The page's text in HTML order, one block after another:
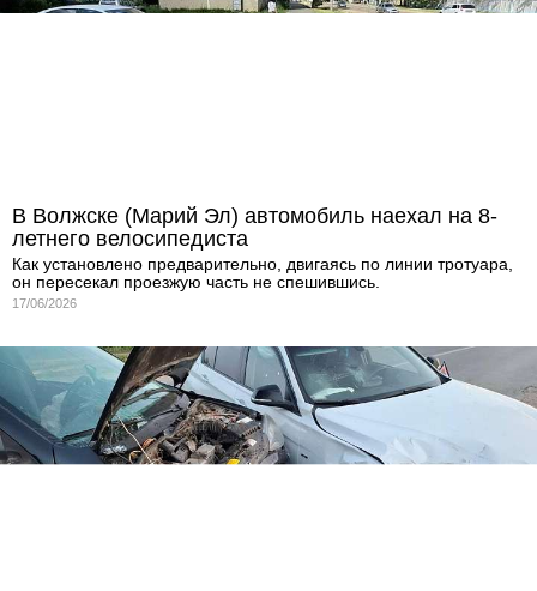
В Волжске (Марий Эл) автомобиль наехал на 8-
летнего велосипедиста
Как установлено предварительно, двигаясь по линии тротуара,
он пересекал проезжую часть не спешившись.
17/06/2026